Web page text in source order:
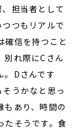
担当者として
つもリアルで
確信を持つこと
別れ際にCさん
。Dさんです
うかなと思っ
もあり、時間の
たそうです。食